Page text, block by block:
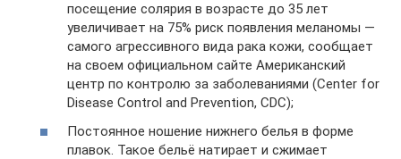
посещение солярия в возрасте до 35 лет
увеличивает на 75% риск появления меланомы —
самого агрессивного вида рака кожи, сообщает
на своем официальном сайте Американский
центр по контролю за заболеваниями (Center for
Disease Control and Prevention, CDC);
Постоянное ношение нижнего белья в форме
плавок. Такое бельё натирает и сжимает